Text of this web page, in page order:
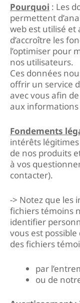
Pourquoi : Les
permettent
web est utilisé et
d’accroître les
l’optimiser pour
nos utilisateurs.
Ces données
offrir un service
avec vous afin
aux informations
Fondements
intérêts
de nos produits
à vos
contacter).
-> Notez que les
fichiers témoins
identifier
vous est
des fichiers
par
ou de